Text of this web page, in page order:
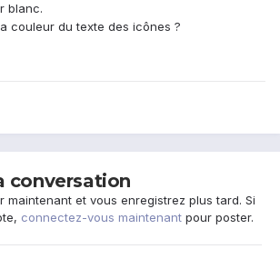
blanc.
couleur du texte des icônes ?
conversation
maintenant et vous enregistrez plus tard. Si
connectez-vous maintenant pour poster.